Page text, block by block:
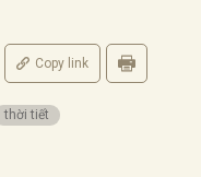
Copy link
thời tiết